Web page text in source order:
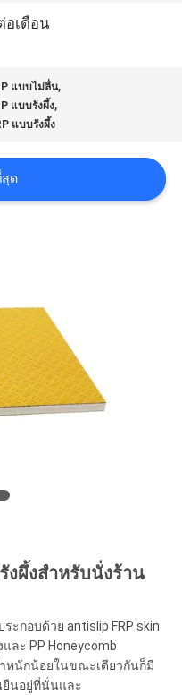
อเดือน
แบบไม่ลื่น,
แบบรังผึ้ง,
แบบรังผึ้ง
ด
งผึ้งสำหรับนั่งร้าน
ระกอบด้วย antislip FRP skin
ละ PP Honeycomb
หนักน้อยในขณะเดียวกันก็มี
นอยู่ที่นั่นและ